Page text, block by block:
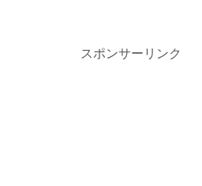
スポンサーリンク